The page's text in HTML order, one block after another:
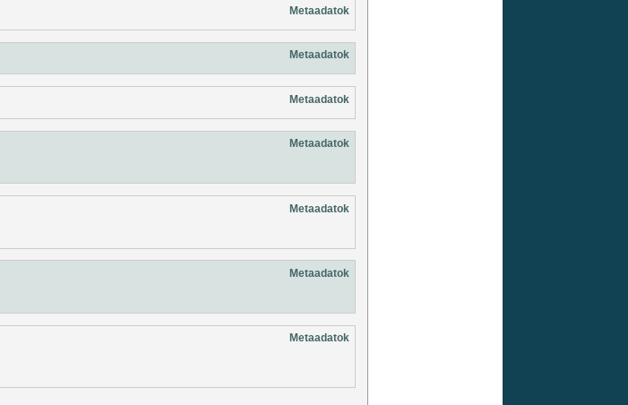
Metaadatok
Metaadatok
Metaadatok
Metaadatok
Metaadatok
Metaadatok
Metaadatok